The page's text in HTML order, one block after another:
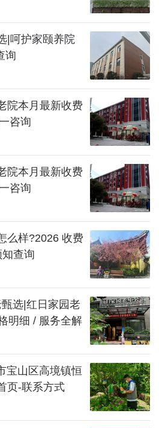
|呵护家颐养院
询
院本月最新收费
咨询
院本月最新收费
咨询
么样?2026 收费
查询
选|红日家园老
明细 / 服务全解
宝山区高境镇恒
页-联系方式